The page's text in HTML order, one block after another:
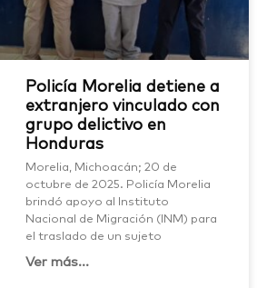
Policía Morelia detiene a
extranjero vinculado con
grupo delictivo en
Honduras
Morelia, Michoacán; 20 de
octubre de 2025. Policía Morelia
brindó apoyo al Instituto
Nacional de Migración (INM) para
el traslado de un sujeto
Ver más...